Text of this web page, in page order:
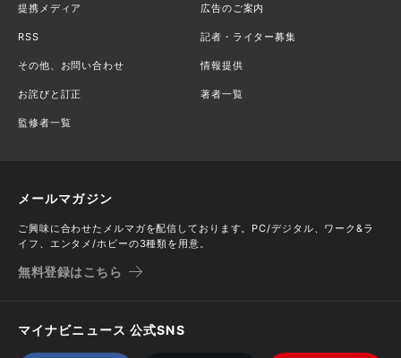
提携メディア 広告のご案内
RSS 記者・ライター募集
その他、お問い合わせ 情報提供
お詫びと訂正 著者一覧
監修者一覧
メールマガジン
ご興味に合わせたメルマガを配信しております。PC/デジタル、ワーク&ラ
イフ、エンタメ/ホビーの3種類を用意。
無料登録はこちら
マイナビニュース 公式SNS